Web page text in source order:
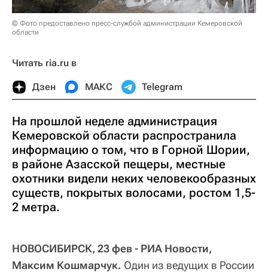
© Фото предоставлено пресс-службой администрации Кемеровской
области
Читать ria.ru в
Дзен МАКС Telegram
На прошлой неделе администрация
Кемеровской области распространила
информацию о том, что в Горной Шории,
в районе Азасской пещеры, местные
охотники видели неких человекообразных
существ, покрытых волосами, ростом 1,5-
2 метра.
НОВОСИБИРСК, 23 фев - РИА Новости,
Максим Кошмарчук. Один из ведущих в России